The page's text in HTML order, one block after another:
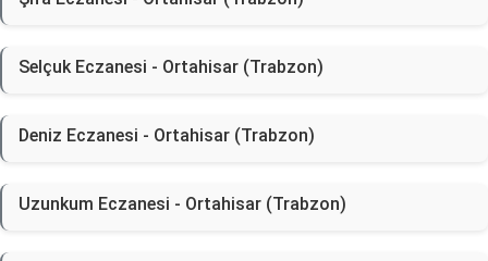
Selçuk Eczanesi - Ortahisar (Trabzon)
Deniz Eczanesi - Ortahisar (Trabzon)
Uzunkum Eczanesi - Ortahisar (Trabzon)